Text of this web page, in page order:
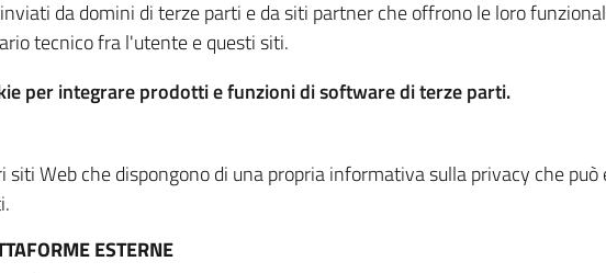
da domini di terze parti e da siti partner che offrono le loro
tecnico fra l'utente e questi siti.
per integrare prodotti e funzioni di software di terze parti.
Web che dispongono di una propria informativa sulla privacy che può
ESTERNE